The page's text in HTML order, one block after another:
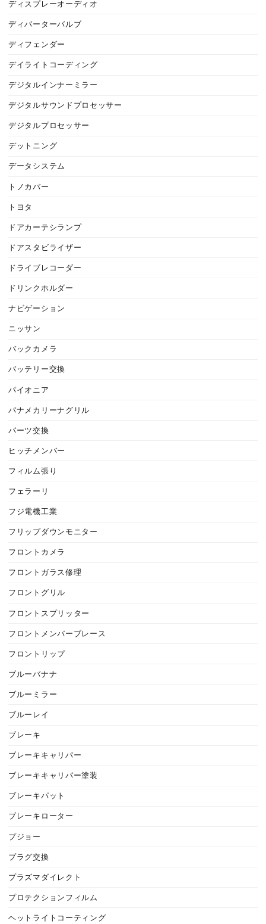
ディスプレーオーディオ
ディバーターバルブ
ディフェンダー
デイライトコーディング
デジタルインナーミラー
デジタルサウンドプロセッサー
デジタルプロセッサー
デットニング
データシステム
トノカバー
トヨタ
ドアカーテシランプ
ドアスタビライザー
ドライブレコーダー
ドリンクホルダー
ナビゲーション
ニッサン
バックカメラ
バッテリー交換
パイオニア
パナメカリーナグリル
パーツ交換
ヒッチメンバー
フィルム張り
フェラーリ
フジ電機工業
フリップダウンモニター
フロントカメラ
フロントガラス修理
フロントグリル
フロントスプリッター
フロントメンバーブレース
フロントリップ
ブルーバナナ
ブルーミラー
ブルーレイ
ブレーキ
ブレーキキャリパー
ブレーキキャリパー塗装
ブレーキパット
ブレーキローター
プジョー
プラグ交換
プラズマダイレクト
プロテクションフィルム
ヘットライトコーティング